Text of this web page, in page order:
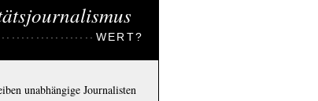
WERT?
unabhängige Journalisten